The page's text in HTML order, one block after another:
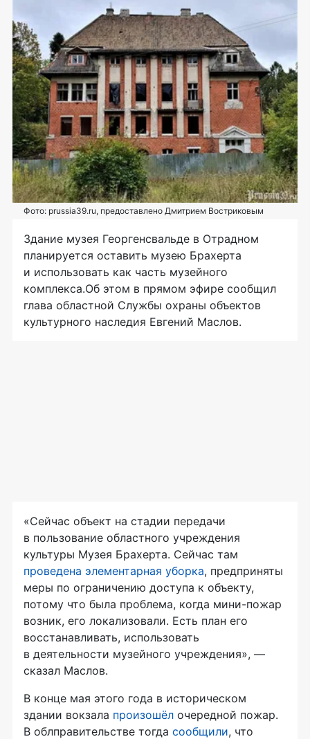
Фото: prussia39.ru, предоставлено Дмитрием Востриковым
Здание музея Георгенсвальде в Отрадном
планируется оставить музею Брахерта
и использовать как часть музейного
комплекса.Об этом в прямом эфире сообщил
глава областной Службы охраны объектов
культурного наследия Евгений Маслов.
«Сейчас объект на стадии передачи
в пользование областного учреждения
культуры Музея Брахерта. Сейчас там
проведена элементарная уборка, предприняты
меры по ограничению доступа к объекту,
потому что была проблема, когда мини-пожар
возник, его локализовали. Есть план его
восстанавливать, использовать
в деятельности музейного учреждения», —
сказал Маслов.
В конце мая этого года в историческом
здании вокзала произошёл очередной пожар.
В облправительстве тогда сообщили, что